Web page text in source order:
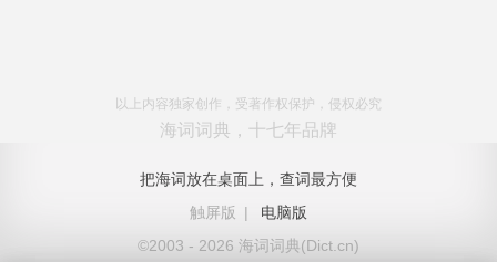
以上内容独家创作，受著作权保护，侵权必究
海词词典，十七年品牌
把海词放在桌面上，查词最方便
触屏版
|
电脑版
©2003 - 2026 海词词典(Dict.cn)